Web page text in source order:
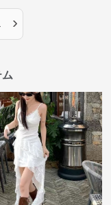
›